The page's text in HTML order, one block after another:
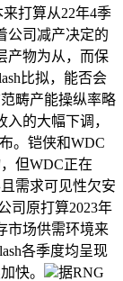
打算从22年4季
公司减产决定的
产物为从，而保
比拟，能否会
畴产能操纵率略
的大幅下调，
。铠侠和WDC
但WDC正在
需求可见性欠安
司原打算2023年
市场供需环境来
各季度均呈现
快。
据RNG